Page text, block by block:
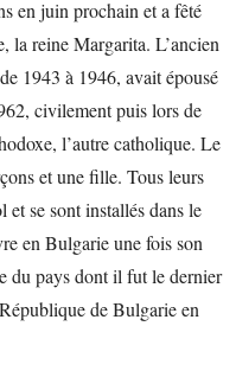
en juin prochain et a fêté
la reine Margarita. L’ancien
1943 à 1946, avait épousé
civilement puis lors de
l’autre catholique. Le
et une fille. Tous leurs
et se sont installés dans le
en Bulgarie une fois son
du pays dont il fut le dernier
de Bulgarie en